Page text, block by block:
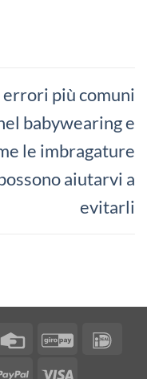
errori più comuni
babywearing e
le imbragature
aiutarvi a
evitarli
CreditGiroPay
PayPal